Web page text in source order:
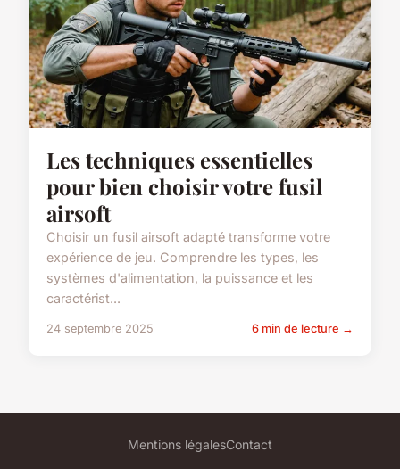
Les techniques essentielles
pour bien choisir votre fusil
airsoft
Choisir un fusil airsoft adapté transforme votre
expérience de jeu. Comprendre les types, les
systèmes d'alimentation, la puissance et les
caractérist...
24 septembre 2025 6 min de lecture →
Mentions légalesContact